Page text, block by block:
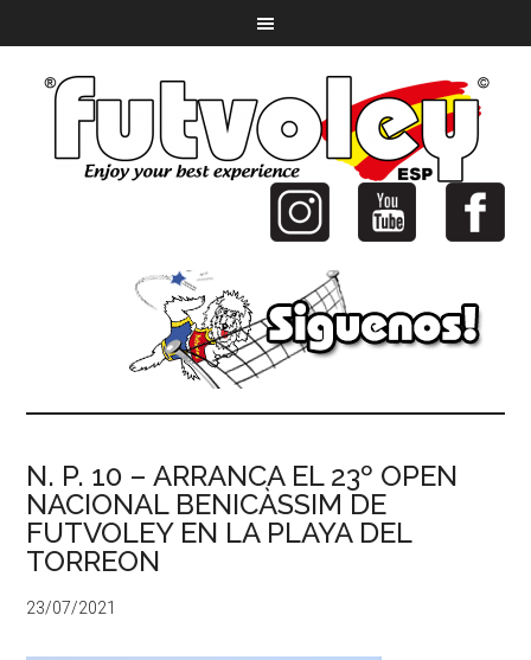
N. P. 10 – ARRANCA EL 23º OPEN
NACIONAL BENICÀSSIM DE
FUTVOLEY EN LA PLAYA DEL
TORREON
23/07/2021